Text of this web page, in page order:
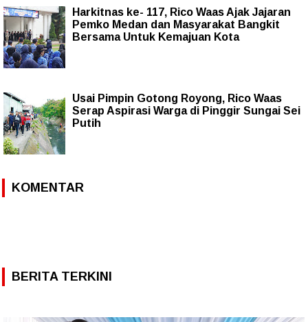
Harkitnas ke- 117, Rico Waas Ajak Jajaran
Pemko Medan dan Masyarakat Bangkit
Bersama Untuk Kemajuan Kota
Usai Pimpin Gotong Royong, Rico Waas
Serap Aspirasi Warga di Pinggir Sungai Sei
Putih
KOMENTAR
BERITA TERKINI